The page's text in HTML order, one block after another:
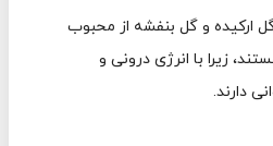
ارکیده و گل بنفشه از محبوب
زیرا با انرژی درونی و
دارند.